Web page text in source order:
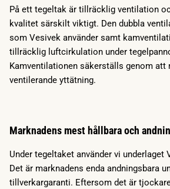
På ett tegeltak är tillräcklig ventilation
kvalitet särskilt viktigt. Den dubbla
som Vesivek använder samt
tillräcklig luftcirkulation under
Kamventilationen säkerställs genom att
ventilerande yttätning.
Marknadens mest hållbara och
Under tegeltaket använder vi underlaget
Det är marknadens enda andningsbara
tillverkargaranti. Eftersom det är